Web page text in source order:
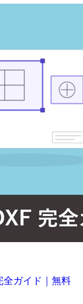
全ガイド｜無料